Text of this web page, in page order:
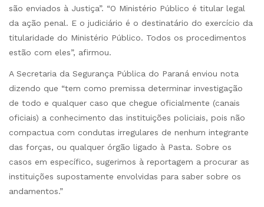
são enviados à Justiça”. “O Ministério Público é titular legal
da ação penal. E o judiciário é o destinatário do exercício da
titularidade do Ministério Público. Todos os procedimentos
estão com eles”, afirmou.
A Secretaria da Segurança Pública do Paraná enviou nota
dizendo que “tem como premissa determinar investigação
de todo e qualquer caso que chegue oficialmente (canais
oficiais) a conhecimento das instituições policiais, pois não
compactua com condutas irregulares de nenhum integrante
das forças, ou qualquer órgão ligado à Pasta. Sobre os
casos em específico, sugerimos à reportagem a procurar as
instituições supostamente envolvidas para saber sobre os
andamentos.”